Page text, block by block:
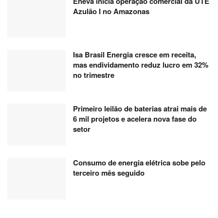
individualmente, exerceu a maior pressão
inflacionária na região
A inflação de setembro na Região Metropolitana de Salvador
(0,17%) foi resultado de altas em quatro dos nove grupos de
produtos e serviços que compõem o IPCA. O grupo habitação
A alta do grupo se deu, principalmente, por conta da energia
faturas emitidas no mês de agosto, e pela continuidade da
vigência da bandeira tarifária vermelha patamar 2, a partir de 1º
Azulão I no Amazonas
Isa Brasil Energia cresce em receita,
mas endividamento reduz lucro em 32%
no trimestre
Primeiro leilão de baterias atrai mais de
6 mil projetos e acelera nova fase do
setor
Consumo de energia elétrica sobe pelo
terceiro mês seguido